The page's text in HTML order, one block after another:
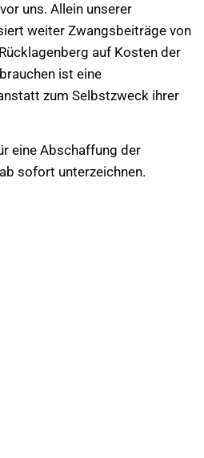
uns. Allein unserer
weiter Zwangsbeiträge von
auf Kosten der
ist eine
zum Selbstzweck ihrer
eine Abschaffung der
sofort unterzeichnen.